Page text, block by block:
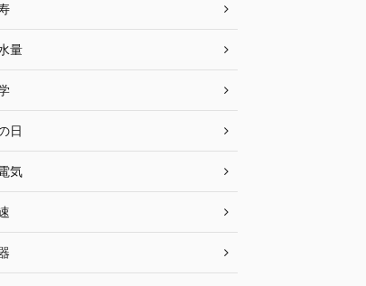
量
日
気